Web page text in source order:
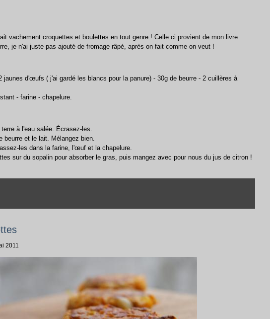
vachement croquettes et boulettes en tout genre ! Celle ci provient de mon livre
je n'ai juste pas ajouté de fromage râpé, après on fait comme on veut !
jaunes d'œufs ( j'ai gardé les blancs pour la panure) - 30g de beurre - 2 cuillères à
- farine - chapelure.
à l'eau salée. Écrasez-les.
et le lait. Mélangez bien.
les dans la farine, l'œuf et la chapelure.
sur du sopalin pour absorber le gras, puis mangez avec pour nous du jus de citron !
2011